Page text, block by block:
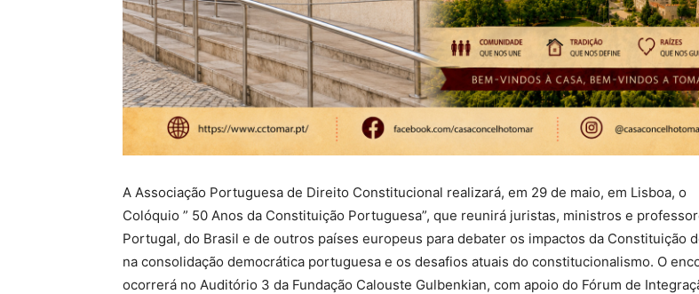
A Associação Portuguesa de Direito Constitucional realizará, em 29 de maio, em Lisboa, o
Colóquio ” 50 Anos da Constituição Portuguesa”, que reunirá juristas, ministros e
Portugal, do Brasil e de outros países europeus para debater os impactos da Constituição
na consolidação democrática portuguesa e os desafios atuais do constitucionalismo. O
ocorrerá no Auditório 3 da Fundação Calouste Gulbenkian, com apoio do Fórum de